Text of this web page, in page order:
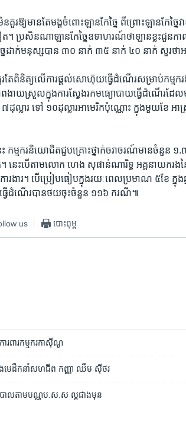
រ​ឱ្យ​មាន​តែ​មង្ដ​ចំពោះ​ឡាន​កែ​ច្នៃ ពី​ព្រោះ​ឡាន​កែច្នៃ​វ
។ ​ប្រសិន​ណា​ឡាន​កែ​ច្នៃ​ឧទាហ​រណ៍​ថា​ឡាន​ខ្លះ​ជួន​កា
ៃ​ដាក់​មនុស្ស​បាន ​៣០ ​នាក់ ៣៥ ​នាក់ ​៤០ ​នាក់​ សួរ​ថា​
តែ​ពិនិត្យ​លើ​ការផ្ដល់​សោហ៊ុយ​ធ្វើ​ដំណើរ​សម្រាប់​កម្មក
ព​ងាយ​ស្រួល​ក្នុង​ការ​ស្វែង​រក​មធ្យោ​បាយ​ធ្វើ​ដំណើរ​ដែល​
៧​ដុល្លារ​ ទៅ ​១០​ដុល្លារអាមេរិកប៉ុណ្ណោះ ក្នុង​មួយ​ខែ អ
ះ កម្មករ​និយោជិត​ជួបគ្រោះថ្នាក់​ចរា​ចរណ៍​មាន​ចំនួន​
នេះបើ​តាមលោក ​ហេង ​សុផាន់​ណារិទ្ធ អគ្គ​នាយក​រង​
ងារ​។ បើប្រៀប​ធៀប​ក្នុង​រយៈ​ពេល​ប្រមាណ ​៥ខែ ក្នុង​
វើ​ដំណើរ​បាន​ថយ​ចុះ​ចំនួន ១១៦ ករណី៕
us បោះពុម្ព
រពារ​កម្មករ​កាស៊ីណូ
លែង​មេដឹកនាំ​សហជីព កញ្ញា ឈឹម ស៊ីថរ
បាល​តាម​បណ្ណ​ប.ស.ស ល្អ​ជាង​មុន